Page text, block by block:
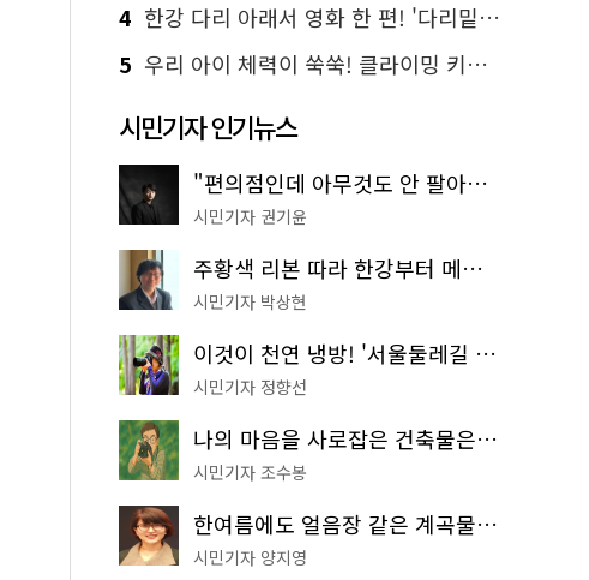
4 한강 다리 아래서 영화 한 편! '다리밑 영화관' 무료 상영
5 우리 아이 체력이 쑥쑥! 클라이밍 키즈카페·어린이 체력장
시민기자 인기뉴스
"편의점인데 아무것도 안 팔아요" 서울에서 가장 특별한 편의점의 정체
시민기자 권기윤
주황색 리본 따라 한강부터 메타세쿼이아 숲길까지…서울둘레길 15코스
시민기자 박상현
이것이 천연 냉방! '서울둘레길 9코스'로 숲속 피서 떠나볼까
시민기자 정향선
나의 마음을 사로잡은 건축물은? '서울시 건축상' 수상작 공개!
시민기자 조수봉
한여름에도 얼음장 같은 계곡물! 서울 '진관사 계곡'이 천국이네~
시민기자 양지영